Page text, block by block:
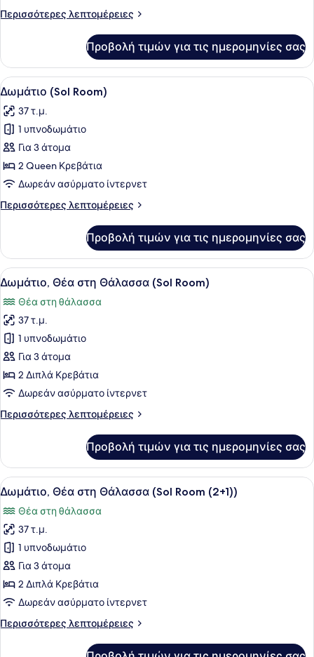
Θάλασσα
Περισσότερες λεπτομέρειες
Περισσότερες
Δωμάτιο,
Θέα
στη
Θάλασσα
(2+2)
Προβολή τιμών για τις ημερομηνίες σας
Προβολή
όλων
των
φωτογραφιών
για
Δωμάτιο
(Sol
Room)
Μίνι μπαρ, χρηματοκιβώτιο στο
4
Δωμάτιο (Sol Room)
37 τ.μ.
1 υπνοδωμάτιο
Για 3 άτομα
2 Queen Κρεβάτια
Δωρεάν ασύρματο ίντερνετ
Περισσότερες λεπτομέρειες
Περισσότερες
(Sol
Room)
Προβολή τιμών για τις ημερομηνίες σας
Προβολή
όλων
των
φωτογραφιών
για
Δωμάτιο,
Θέα
στη
Θάλασσα
(Sol
Μίνι μπαρ, χρηματοκιβώτιο στο
10
Δωμάτιο, Θέα στη Θάλασσα (Sol Room)
Θέα στη θάλασσα
37 τ.μ.
1 υπνοδωμάτιο
Για 3 άτομα
2 Διπλά Κρεβάτια
Δωρεάν ασύρματο ίντερνετ
Περισσότερες λεπτομέρειες
Περισσότερες
Θέα
στη
Θάλασσα
Room)
Προβολή τιμών για τις ημερομηνίες σας
Προβολή
όλων
των
φωτογραφιών
για
Δωμάτιο,
Θέα
στη
Θάλασσα
(Sol
Μίνι μπαρ, χρηματοκιβώτιο στο
10
Δωμάτιο, Θέα στη Θάλασσα (Sol Room (2+1))
Θέα στη θάλασσα
37 τ.μ.
1 υπνοδωμάτιο
Για 3 άτομα
2 Διπλά Κρεβάτια
Δωρεάν ασύρματο ίντερνετ
Περισσότερες λεπτομέρειες
Περισσότερες